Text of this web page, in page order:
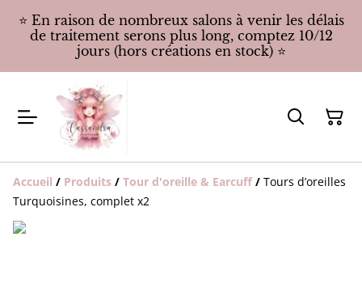
⭐️ En raison de nombreux salons à venir les délais
de traitement serons plus long, comptez 10/12
jours (hors créations en stock) ⭐️
Accueil / Produits / Tour d'oreille & Earcuff / Tours d’oreilles
Turquoisines, complet x2